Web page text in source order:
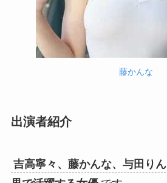
藤かんな
出演者紹介
吉高寧々、藤かんな、与田りん